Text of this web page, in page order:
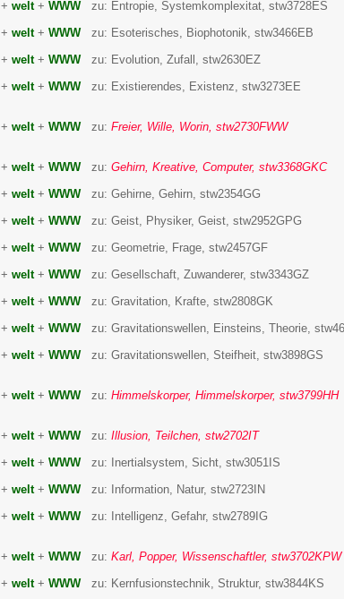
+ welt+ WWWzu: Entropie, Systemkomplexitat, stw3728ES
+ welt+ WWWzu: Esoterisches, Biophotonik, stw3466EB
+ welt+ WWWzu: Evolution, Zufall, stw2630EZ
+ welt+ WWWzu: Existierendes, Existenz, stw3273EE
+ welt+ WWWzu: Freier, Wille, Worin, stw2730FWW
+ welt+ WWWzu: Gehirn, Kreative, Computer, stw3368GKC
+ welt+ WWWzu: Gehirne, Gehirn, stw2354GG
+ welt+ WWWzu: Geist, Physiker, Geist, stw2952GPG
+ welt+ WWWzu: Geometrie, Frage, stw2457GF
+ welt+ WWWzu: Gesellschaft, Zuwanderer, stw3343GZ
+ welt+ WWWzu: Gravitation, Krafte, stw2808GK
+ welt+ WWWzu: Gravitationswellen, Einsteins, Theorie,
+ welt+ WWWzu: Gravitationswellen, Steifheit, stw3898GS
+ welt+ WWWzu: Himmelskorper, Himmelskorper, stw3799HH
+ welt+ WWWzu: Illusion, Teilchen, stw2702IT
+ welt+ WWWzu: Inertialsystem, Sicht, stw3051IS
+ welt+ WWWzu: Information, Natur, stw2723IN
+ welt+ WWWzu: Intelligenz, Gefahr, stw2789IG
+ welt+ WWWzu: Karl, Popper, Wissenschaftler, stw3702KPW
+ welt+ WWWzu: Kernfusionstechnik, Struktur, stw3844KS